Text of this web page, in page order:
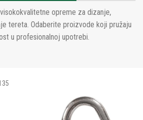
opreme za dizanje,
tereta. Odaberite proizvode koji pružaju
u profesionalnoj upotrebi.